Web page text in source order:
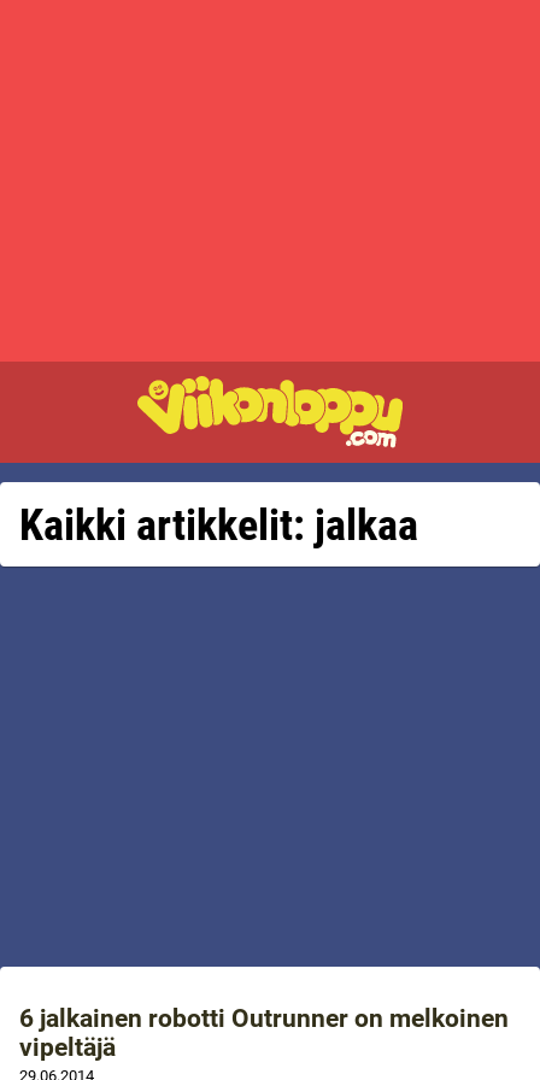
Kaikki artikkelit: jalkaa
6 jalkainen robotti Outrunner on melkoinen
vipeltäjä
29.06.2014